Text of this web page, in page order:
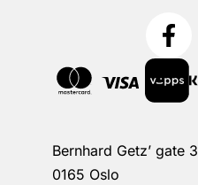
Bernhard Getz’ gate 3
0165 Oslo